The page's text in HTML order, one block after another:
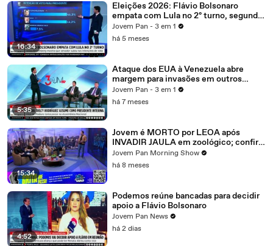
16:34
Eleições 2026: Flávio Bolsonaro
empata com Lula no 2º turno, segundo
Atlas/Bloomberg
Jovem Pan - 3 em 1
há 5 meses
5:35
Ataque dos EUA à Venezuela abre
margem para invasões em outros
países? Piperno comenta
Jovem Pan - 3 em 1
há 7 meses
15:34
Jovem é MORTO por LEOA após
INVADIR JAULA em zoológico; confira
debate
Jovem Pan Morning Show
há 8 meses
4:52
Podemos reúne bancadas para decidir
apoio a Flávio Bolsonaro
Jovem Pan News
há 2 dias